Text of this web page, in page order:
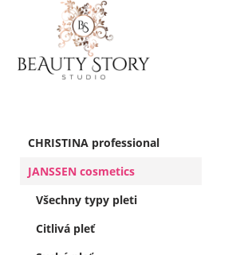
CHRISTINA professional
JANSSEN cosmetics
Všechny typy pleti
Citlivá pleť